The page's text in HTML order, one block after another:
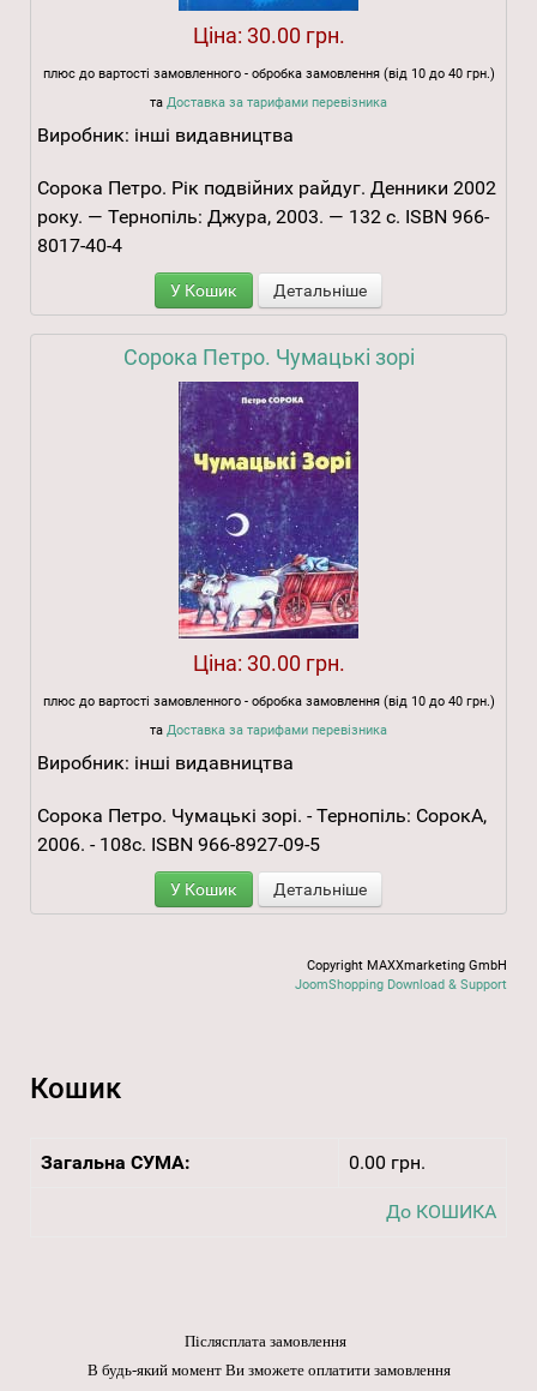
Ціна: 30.00 грн.
плюс до вартості замовленного - обробка замовлення (від 10 до 40 грн.)
та Доставка за тарифами перевізника
Виробник: інші видавництва
Сорока Петро. Рік подвійних райдуг. Денники 2002
року. — Тернопіль: Джура, 2003. — 132 с. ISBN 966-
8017-40-4
У Кошик Детальніше
Сорока Петро. Чумацькі зорі
Ціна: 30.00 грн.
плюс до вартості замовленного - обробка замовлення (від 10 до 40 грн.)
та Доставка за тарифами перевізника
Виробник: інші видавництва
Сорока Петро. Чумацькі зорі. - Тернопіль: СорокА,
2006. - 108с. ISBN 966-8927-09-5
У Кошик Детальніше
Copyright MAXXmarketing GmbH
JoomShopping Download & Support
Кошик
Загальна СУМА: 0.00 грн.
До КОШИКА
Післясплата замовлення
В будь-який момент Ви зможете оплатити замовлення